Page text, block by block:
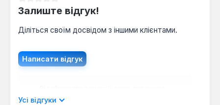
Залиште відгук!
Діліться своїм досвідом з іншими клієнтами.
Написати відгук
мовою.
Усі відгуки